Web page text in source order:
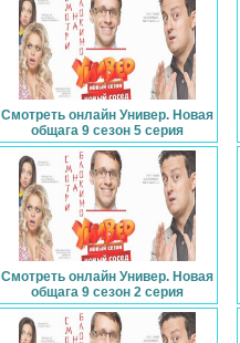
Смотреть онлайн Универ. Новая
общага 9 сезон 5 серия
Смотреть онлайн Универ. Новая
общага 9 сезон 2 серия